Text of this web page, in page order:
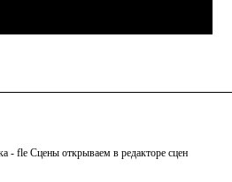
- fle Сцены открываем в редакторе сцен